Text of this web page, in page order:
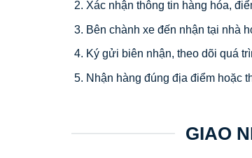
Xác nhận thông tin hàng hóa,
Bên chành xe đến nhận tại nhà
Ký gửi biên nhận, theo dõi quá
Nhận hàng đúng địa điểm hoặc
GIAO